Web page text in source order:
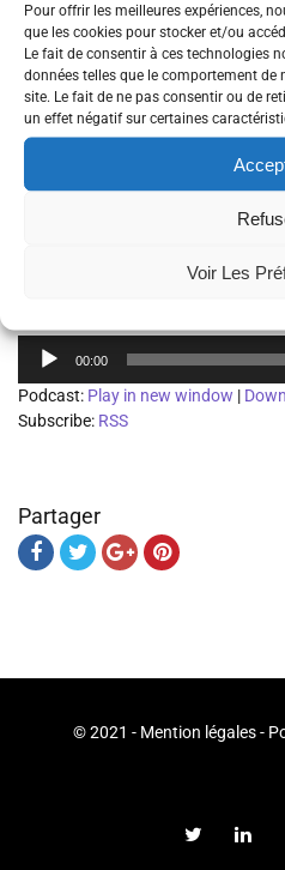
Pour offrir les meilleures expériences,
que les cookies pour stocker et/ou
Le fait de consentir à ces technologies
données telles que le comportement de
site. Le fait de ne pas consentir ou de
un effet négatif sur certaines
Voir Les
Ils nous parlent de l’évolution du
nouvelles pratiques et méthodes
rapport avec les archives, vous
collectifs de recherche et les
On évoque encore les mouvements
la science ouverte.
, clavier :
Transcription disponible sur Libre à
Lecteur
audio
00:00
Podcast: Play in new window |
Subscribe: RSS
Partager
© 2021 - Mention légales-